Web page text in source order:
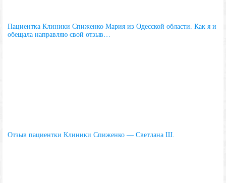
Пациентка Клиники Спиженко Мария из Одесской области. Как я и
обещала направляю свой отзыв…
Отзыв пациентки Клиники Спиженко — Светлана Ш.